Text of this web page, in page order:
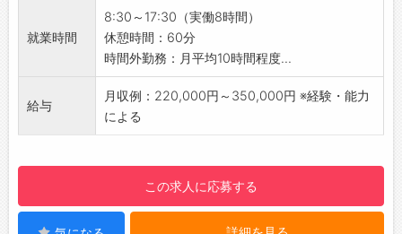
・高速道路での警備
・新幹線内での警備
・イベント会場での警備など
地域の皆さまが安心・安全に過ごせるように警
備サービスをご案内する大切なお仕事です。
・営業ノルマという概念はありません。お客様
就業時間
8:30～17:30（実働8時間）
休憩時間：60分
時間外勤務：月平均10時間程度...
給与
月収例：220,000円～350,000円 ※経験・能力
による
この求人に応募する